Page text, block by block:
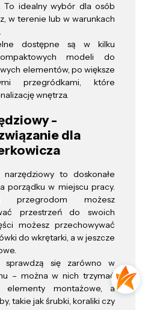
To idealny wybór dla osób
w terenie lub w warunkach
dostępne są w kilku
modeli do
elementów, po większe
przegródkami, które
wnętrza.
-
dla
narzędziowy to doskonałe
porządku w miejscu pracy.
przegrodom możesz
przestrzeń do swoich
możesz przechowywać
do wkrętarki, a w jeszcze
się zarówno w
– można w nich trzymać
elementy montażowe, a
takie jak śrubki, koraliki czy